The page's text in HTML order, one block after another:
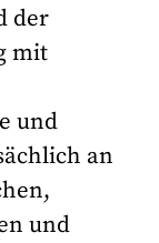
der
mit
und
an
und